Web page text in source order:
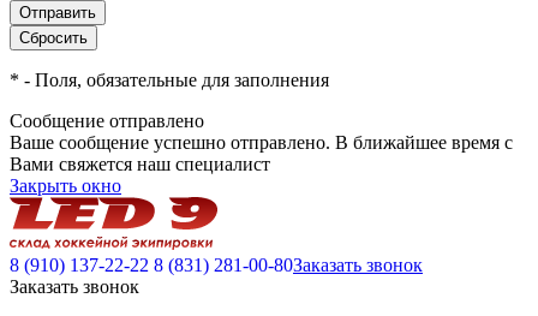
* - Поля, обязательные для заполнения
Сообщение отправлено
Ваше сообщение успешно отправлено. В ближайшее время с
Вами свяжется наш специалист
Закрыть окно
8 (910) 137-22-22 8 (831) 281-00-80Заказать звонок
Заказать звонок